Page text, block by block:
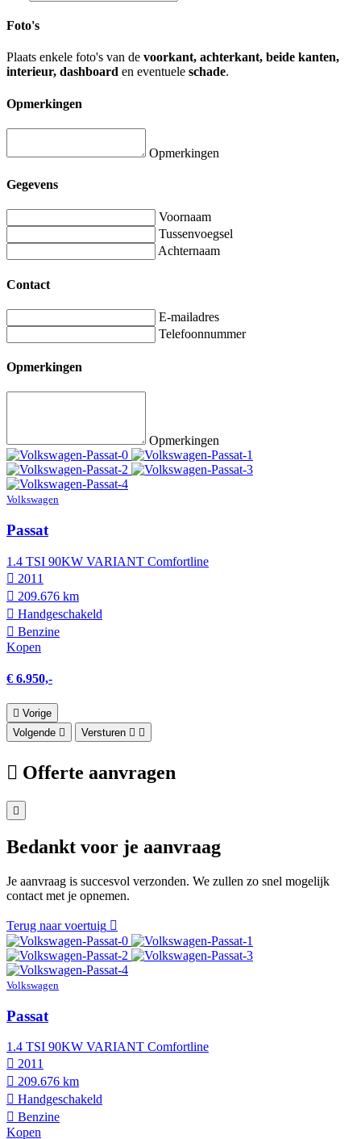
Foto's
Plaats enkele foto's van de voorkant, achterkant, beide kanten,
interieur, dashboard en eventuele schade.
Opmerkingen
Opmerkingen
Gegevens
Voornaam
Tussenvoegsel
Achternaam
Contact
E-mailadres
Telefoonnummer
Opmerkingen
Opmerkingen
Volkswagen
Passat
1.4 TSI 90KW VARIANT Comfortline
2011
209.676 km
Hand­geschakeld
Benzine
Kopen
€ 6.950,-
Vorige
Volgende
Versturen
Offerte aanvragen
Bedankt voor je aanvraag
Je aanvraag is succesvol verzonden. We zullen zo snel mogelijk
contact met je opnemen.
Terug naar voertuig
Volkswagen
Passat
1.4 TSI 90KW VARIANT Comfortline
2011
209.676 km
Hand­geschakeld
Benzine
Kopen